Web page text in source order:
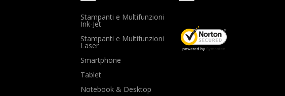
Stampanti e Multifunzioni
Ink-Jet
Stampanti e Multifunzioni
Laser
Smartphone
Tablet
Notebook & Desktop